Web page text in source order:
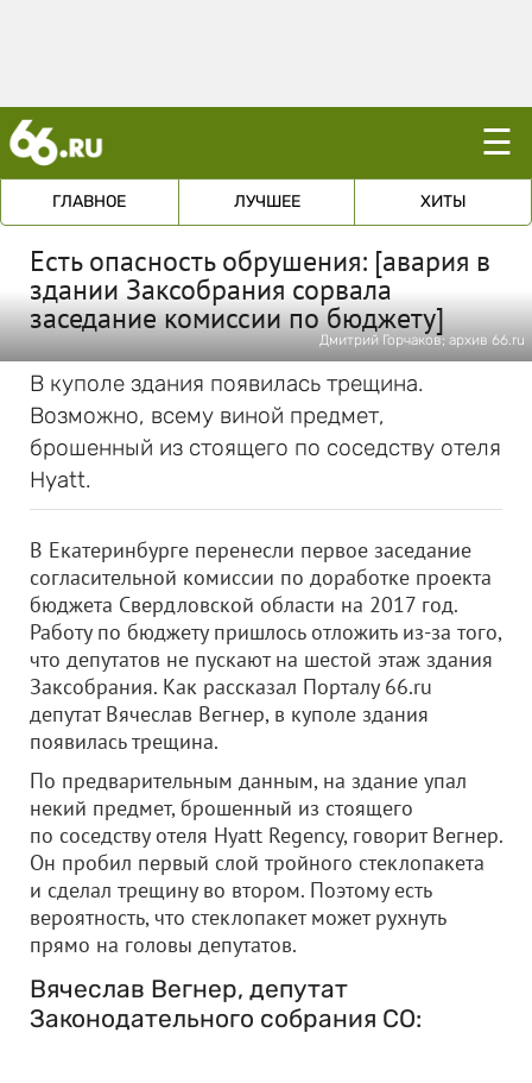
☰
ГЛАВНОЕ ЛУЧШЕЕ ХИТЫ
Есть опасность обрушения: [авария в
здании Заксобрания сорвала
заседание комиссии по бюджету]
Дмитрий Горчаков; архив 66.ru
В куполе здания появилась трещина.
Возможно, всему виной предмет,
брошенный из стоящего по соседству отеля
Hyatt.
В Екатеринбурге перенесли первое заседание
согласительной комиссии по доработке проекта
бюджета Свердловской области на 2017 год.
Работу по бюджету пришлось отложить из-за того,
что депутатов не пускают на шестой этаж здания
Заксобрания. Как рассказал Порталу 66.ru
депутат Вячеслав Вегнер, в куполе здания
появилась трещина.
По предварительным данным, на здание упал
некий предмет, брошенный из стоящего
по соседству отеля Hyatt Regency, говорит Вегнер.
Он пробил первый слой тройного стеклопакета
и сделал трещину во втором. Поэтому есть
вероятность, что стеклопакет может рухнуть
прямо на головы депутатов.
Вячеслав Вегнер, депутат
Законодательного собрания СО: